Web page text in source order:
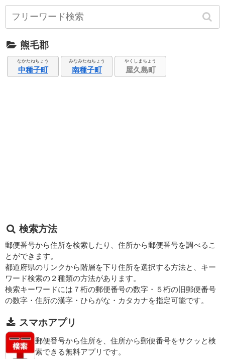
熊毛郡
なかたねちょう
中種子町
みなみたねちょう
南種子町
やくしまちょう
屋久島町
検索方法
郵便番号から住所を検索したり、住所から郵便番号を調べるこ
とができます。
都道府県のリンクから階層を下り住所を選択する方法と、キー
ワード検索の２種類の方法があります。
検索キーワードには７桁の郵便番号の数字・５桁の旧郵便番号
の数字・住所の漢字・ひらがな・カタカナを指定可能です。
スマホアプリ
郵便番号から住所を、住所から郵便番号をサクッと検
索できる無料アプリです。